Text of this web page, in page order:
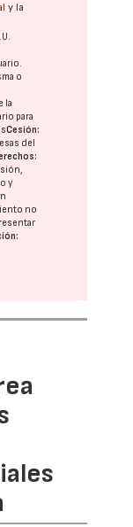
y la
o
la
para
Cesión:
del
y
no